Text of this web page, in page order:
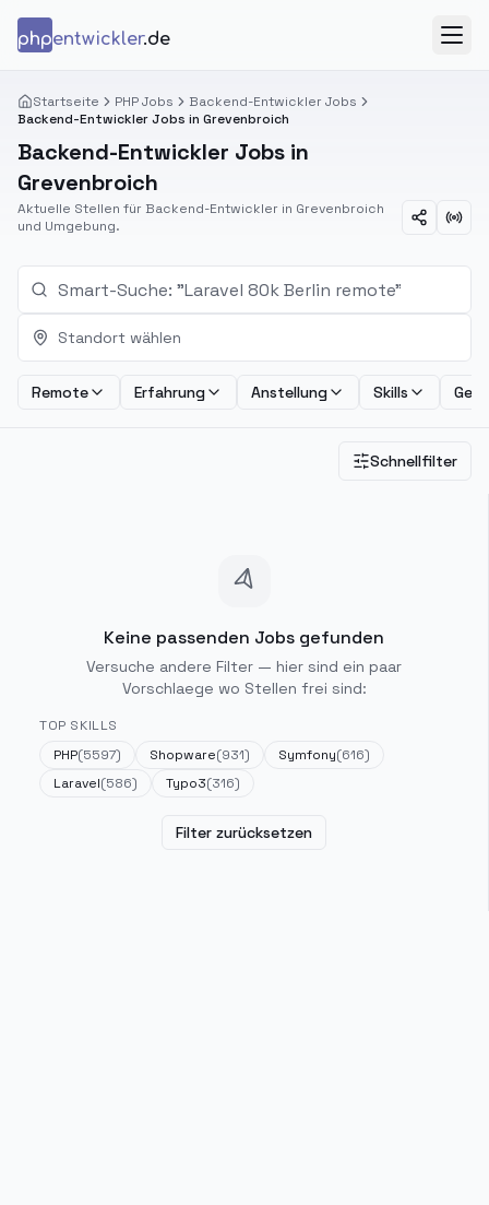
phpentwickler.de
Startseite PHP Jobs
Backend-Entwickler Jobs
Backend-Entwickler Jobs in Grevenbroich
Backend-Entwickler Jobs in
Grevenbroich
Aktuelle Stellen für Backend-Entwickler in Grevenbroich
und Umgebung.
Standort wählen
Remote Erfahrung Anstellung Skills
Schnellfilter
Keine passenden Jobs gefunden
Versuche andere Filter — hier sind ein paar
Vorschlaege wo Stellen frei sind:
TOP SKILLS
PHP(5597) Shopware(931) Symfony(616)
Laravel(586) Typo3(316)
Filter zurücksetzen